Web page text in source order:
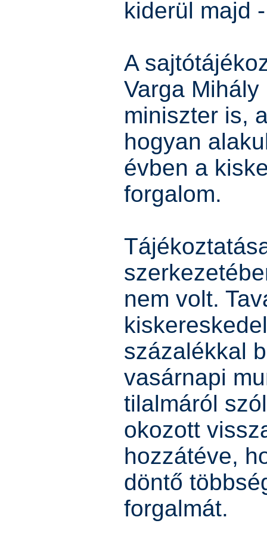
kiderül majd
A
Varga
miniszter is,
hogyan
évben a
forgalom.
nem volt.
százalékkal
vasárnapi
tilalmáról
okozott
hozzátéve,
döntő
forgalmát.